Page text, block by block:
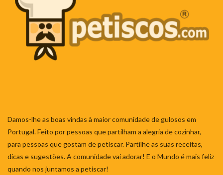
Damos-lhe as boas vindas à maior comunidade de gulosos em
Portugal. Feito por pessoas que partilham a alegria de cozinhar,
para pessoas que gostam de petiscar. Partilhe as suas receitas,
dicas e sugestões. A comunidade vai adorar! E o Mundo é mais feliz
quando nos juntamos a petiscar!